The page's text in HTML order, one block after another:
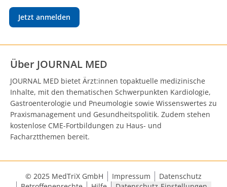
Jetzt anmelden
Über JOURNAL MED
JOURNAL MED bietet Ärzt:innen topaktuelle medizinische
Inhalte, mit den thematischen Schwerpunkten Kardiologie,
Gastroenterologie und Pneumologie sowie Wissenswertes zu
Praxismanagement und Gesundheitspolitik. Zudem stehen
kostenlose CME-Fortbildungen zu Haus- und
Facharztthemen bereit.
© 2025 MedTriX GmbH Impressum
Datenschutz